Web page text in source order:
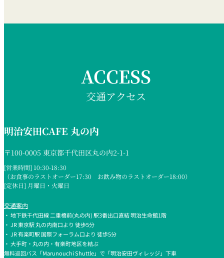
ACCESS
交通アクセス
明治安田CAFE 丸の内
〒100-0005 東京都千代田区丸の内2-1-1
[営業時間] 10:30-18:30
（お食事のラストオーダー17:30 お飲み物のラストオーダー18:00）
[定休日] 月曜日・火曜日
交通案内
・ 地下鉄千代田線 二重橋前(丸の内) 駅3番出口直結 明治生命館1階
・ JR 東京駅 丸の内南口より 徒歩5分
・ JR 有楽町駅 国際フォーラム口より 徒歩5分
・ 大手町・丸の内・有楽町地区を結ぶ
無料巡回バス「Marunouchi Shuttle」で「明治安田ヴィレッジ」下車